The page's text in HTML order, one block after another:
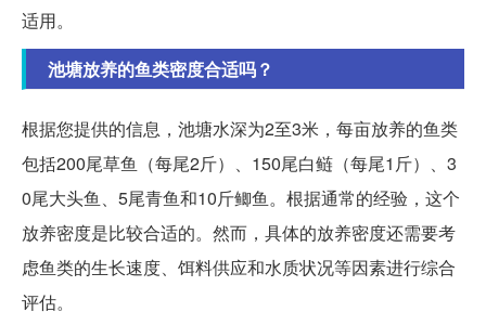
适用。
池塘放养的鱼类密度合适吗？
根据您提供的信息，池塘水深为2至3米，每亩放养的鱼类
包括200尾草鱼（每尾2斤）、150尾白鲢（每尾1斤）、3
0尾大头鱼、5尾青鱼和10斤鲫鱼。根据通常的经验，这个
放养密度是比较合适的。然而，具体的放养密度还需要考
虑鱼类的生长速度、饵料供应和水质状况等因素进行综合
评估。